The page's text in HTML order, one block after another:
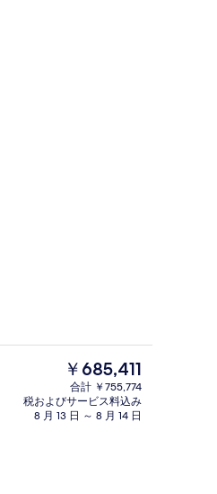
外観
現
在
の
料
￥685,411
合計 ￥755,774
税およびサービス料込み
8 月 13 日 ～ 8 月 14 日